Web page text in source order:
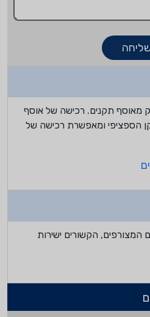
מאוסף תקנים. רכישה של אוסף
הספציפי ומאפשרת רכישה של
המצורפים, הקשורים ישירות